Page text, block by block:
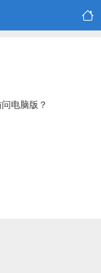
电脑版？